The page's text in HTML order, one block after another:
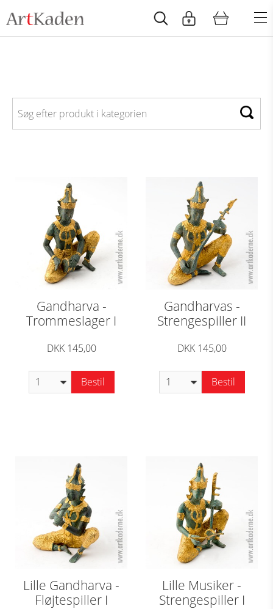
Gandharva -
Trommeslager I
DKK 145,00
Bestil
Gandharvas -
Strengespiller II
DKK 145,00
Bestil
Lille Gandharva -
Fløjtespiller I
Lille Musiker -
Strengespiller I